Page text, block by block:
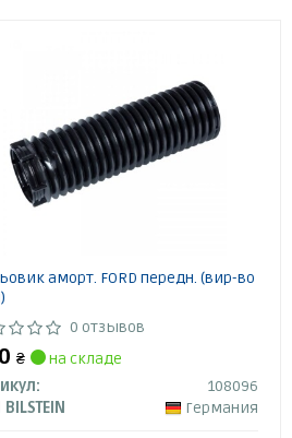
аморт. FORD передн. (вир-во
0 отзывов
₴
на складе
108096
BILSTEIN
Германия